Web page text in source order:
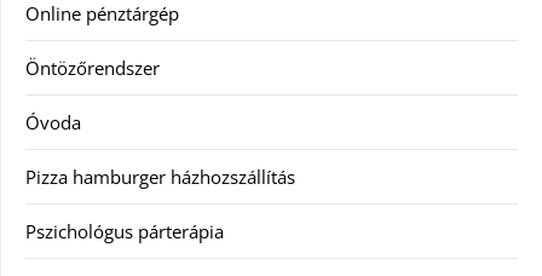
Online pénztárgép
Öntözőrendszer
Óvoda
Pizza hamburger házhozszállítás
Pszichológus párterápia